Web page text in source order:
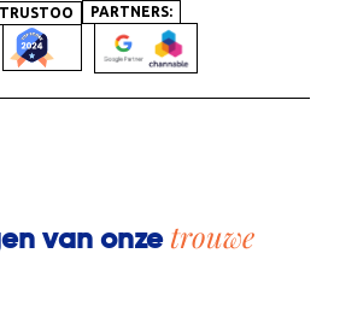
TRUSTOO PARTNERS:
van onze trouwe